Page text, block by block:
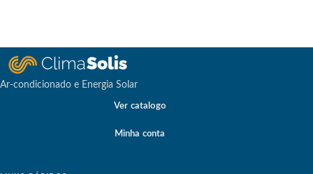
Ar-condicionado e Energia Solar
Ver catalogo
Minha conta